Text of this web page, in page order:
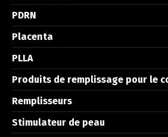
PDRN
Placenta
PLLA
Produits de remplissage pour le
Remplisseurs
Stimulateur de peau